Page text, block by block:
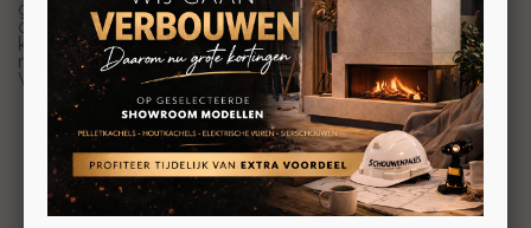
gemakkelijk om over te schakelen van de ene op de
andere brandstof, zodat u vrij bent om de brandstof te
kiezen die het beste bij uw behoeften past en altijd een
maximaal rendement garandeert in alle gebruikswijzen.
Verkrijgbaar in 8 prachtige kleuren.
HERMETISCHE
UITSCHAKELBARE VENTILATOR
DIELLE APP
STANDAARD MET AFSTANDSBEDIENING
SILENT SYSTEM
DUBBELE KWARTS GLOEIBOUGIE